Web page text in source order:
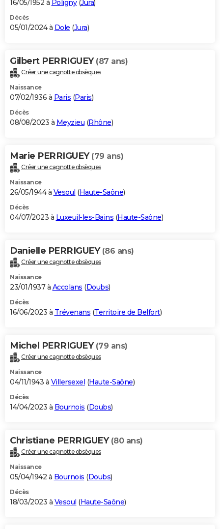
16/05/1952 à Poligny(Jura)
Décès
05/01/2024 à Dole (Jura)
Gilbert PERRIGUEY (87 ans)
Créer une cagnotte obsèques
Naissance
07/02/1936 à Paris (Paris)
Décès
08/08/2023 à Meyzieu (Rhône)
Marie PERRIGUEY (79 ans)
Créer une cagnotte obsèques
Naissance
26/05/1944 à Vesoul (Haute-Saône)
Décès
04/07/2023 à Luxeuil-les-Bains (Haute-Saône)
Danielle PERRIGUEY (86 ans)
Créer une cagnotte obsèques
Naissance
23/01/1937 à Accolans (Doubs)
Décès
16/06/2023 à Trévenans (Territoire de Belfort)
Michel PERRIGUEY (79 ans)
Créer une cagnotte obsèques
Naissance
04/11/1943 à Villersexel (Haute-Saône)
Décès
14/04/2023 à Bournois (Doubs)
Christiane PERRIGUEY (80 ans)
Créer une cagnotte obsèques
Naissance
05/04/1942 à Bournois (Doubs)
Décès
18/03/2023 à Vesoul (Haute-Saône)